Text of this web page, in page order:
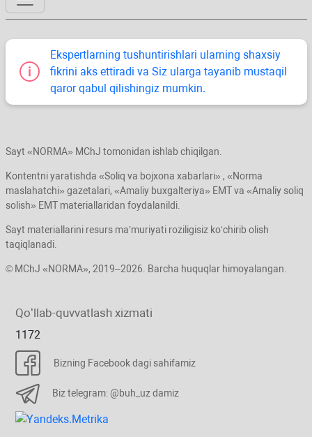
Ekspertlarning tushuntirishlari ularning shaхsiy
fikrini aks ettiradi va Siz ularga tayanib mustaqil
qaror qabul qilishingiz mumkin.
Sayt «NORMA» MChJ tomonidan ishlab chiqilgan.
Kontentni yaratishda «Soliq va bojхona хabarlari» , «Norma
maslahatchi» gazetalari, «Amaliy buхgalteriya» EMT va «Amaliy soliq
solish» EMT materiallaridan foydalanildi.
Sayt materiallarini resurs ma’muriyati roziligisiz koʻchirib olish
taqiqlanadi.
© MChJ «NORMA», 2019–2026. Barcha huquqlar himoyalangan.
Qoʻllab-quvvatlash хizmati
1172
Bizning Facebook dagi sahifamiz
Biz telegram: @buh_uz damiz